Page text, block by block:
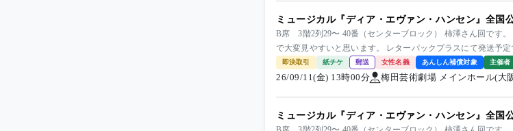
ミュージカル『ディア・エヴァン・ハンセン』全国
B席 3階2列29〜 40番（センターブロック） 柿澤さん回です
で大変見やすいと思います。 レターパックプラスにて発送予定
即決取引 紙チケ 郵送 女性名義 あんしん補償対象 主催者
26/09/11(金) 13時00分 梅田芸術劇場 メインホール(大
ミュージカル『ディア・エヴァン・ハンセン』全国